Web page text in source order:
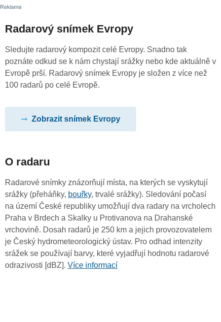
Radarový snímek Evropy
Sledujte radarový kompozit celé Evropy. Snadno tak
poznáte odkud se k nám chystají srážky nebo kde aktuálně v
Evropě prší. Radarový snímek Evropy je složen z více než
100 radarů po celé Evropě.
Zobrazit snímek Evropy
O radaru
Radarové snímky znázorňují místa, na kterých se vyskytují
srážky (přeháňky, bouřky, trvalé srážky). Sledování počasí
na území České republiky umožňují dva radary na vrcholech
Praha v Brdech a Skalky u Protivanova na Drahanské
vrchovině. Dosah radarů je 250 km a jejich provozovatelem
je Český hydrometeorologický ústav. Pro odhad intenzity
srážek se používají barvy, které vyjadřují hodnotu radarové
odrazivosti [dBZ]. Více informací